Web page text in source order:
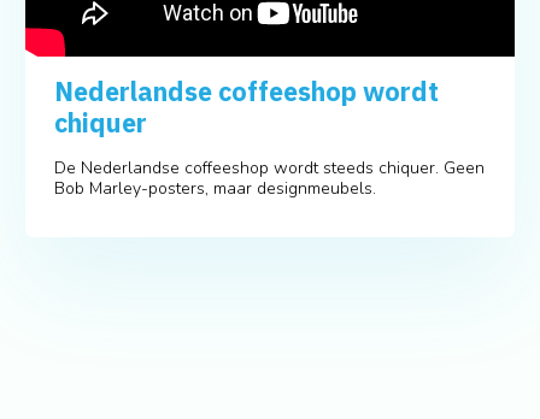
Nederlandse coffeeshop wordt
chiquer
De Nederlandse coffeeshop wordt steeds chiquer. Geen
Bob Marley-posters, maar designmeubels.